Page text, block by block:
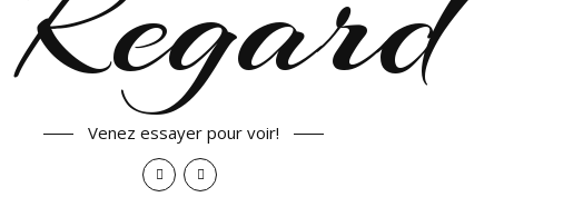
Venez essayer pour voir!